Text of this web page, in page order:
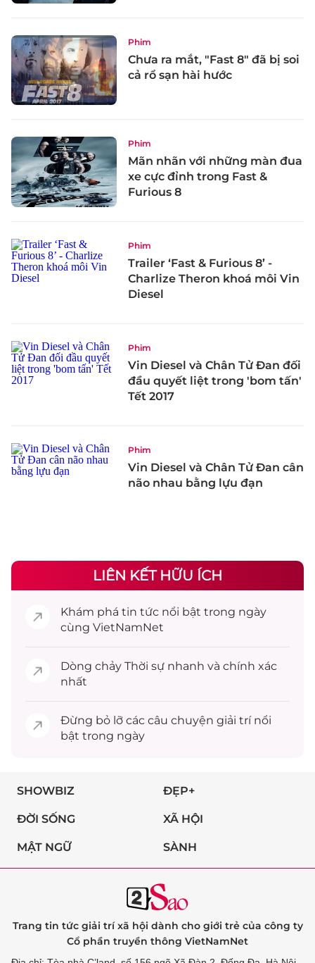
Phim
Chưa ra mắt, "Fast 8" đã bị soi
cả rổ sạn hài hước
Phim
Mãn nhãn với những màn đua
xe cực đỉnh trong Fast &
Furious 8
Phim
Trailer ‘Fast & Furious 8’ -
Charlize Theron khoá môi Vin
Diesel
Phim
Vin Diesel và Chân Tử Đan đối
đầu quyết liệt trong 'bom tấn'
Tết 2017
Phim
Vin Diesel và Chân Tử Đan cân
não nhau bằng lựu đạn
LIÊN KẾT HỮU ÍCH
Khám phá tin tức nổi bật trong ngày
cùng VietNamNet
Dòng chảy Thời sự nhanh và chính xác
nhất
Đừng bỏ lỡ các câu chuyện giải trínổi
bật trong ngày
SHOWBIZ ĐẸP+
ĐỜI SỐNG XÃ HỘI
MẬT NGỮ SÀNH
Trang tin tức giải trí xã hội dành cho giới trẻ của công ty
Cổ phần truyền thông VietNamNet